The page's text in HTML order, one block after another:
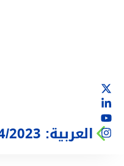
العربية: 05/04/2023